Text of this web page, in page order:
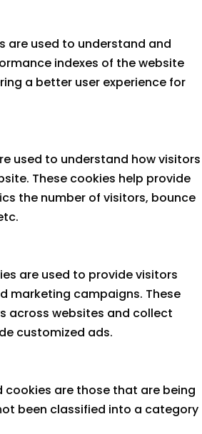
are used to understand and
indexes of the website
a better user experience for
used to understand how visitors
These cookies help provide
the number of visitors, bounce
are used to provide visitors
marketing campaigns. These
across websites and collect
customized ads.
cookies are those that are being
been classified into a category